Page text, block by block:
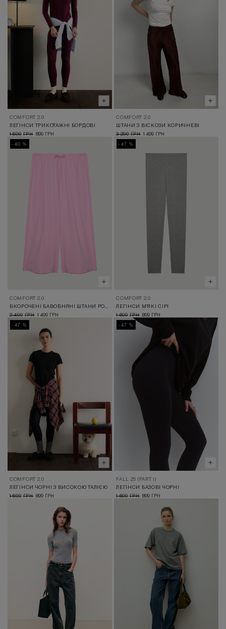
COMFORT 2.0
ЛЕГІНСИ ТРИКОТАЖНІ БОРДОВІ
1 699 ГРН 899 ГРН
COMFORT 2.0
ШТАНИ З ВІСКОЗИ КОРИЧНЕВІ
3 299 ГРН 1 499 ГРН
-40 %
COMFORT 2.0
2 499 ГРН 1 499 ГРН
-47 %
COMFORT 2.0
ЛЕГІНСИ М'ЯКІ СІРІ
1 699 ГРН 899 ГРН
-47 %
COMFORT 2.0
ЛЕГІНСИ ЧОРНІ З ВИСОКОЮ ТАЛІЄЮ
1 699 ГРН 899 ГРН
-47 %
FALL 25 (PART I)
ЛЕГІНСИ БАЗОВІ ЧОРНІ
1 699 ГРН 899 ГРН